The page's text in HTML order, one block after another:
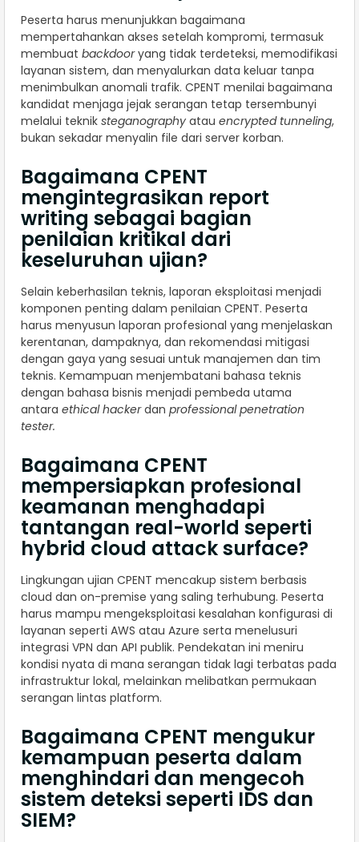
Peserta harus menunjukkan bagaimana
mempertahankan akses setelah kompromi, termasuk
membuat backdooryang tidak terdeteksi, memodifikasi
layanan sistem, dan menyalurkan data keluar tanpa
menimbulkan anomali trafik. CPENT menilai bagaimana
kandidat menjaga jejak serangan tetap tersembunyi
melalui teknik steganography atau encrypted tunneling,
bukan sekadar menyalin file dari server korban.
Bagaimana CPENT
mengintegrasikan report
writing sebagai bagian
penilaian kritikal dari
keseluruhan ujian?
Selain keberhasilan teknis, laporan eksploitasi menjadi
komponen penting dalam penilaian CPENT. Peserta
harus menyusun laporan profesional yang menjelaskan
kerentanan, dampaknya, dan rekomendasi mitigasi
dengan gaya yang sesuai untuk manajemen dan tim
teknis. Kemampuan menjembatani bahasa teknis
dengan bahasa bisnis menjadi pembeda utama
antara ethical hackerdan professional penetration
tester.
Bagaimana CPENT
mempersiapkan profesional
keamanan menghadapi
tantangan real-world seperti
hybrid cloud attack surface?
Lingkungan ujian CPENT mencakup sistem berbasis
cloud dan on-premise yang saling terhubung. Peserta
harus mampu mengeksploitasi kesalahan konfigurasi di
layanan seperti AWS atau Azure serta menelusuri
integrasi VPN dan API publik. Pendekatan ini meniru
kondisi nyata di mana serangan tidak lagi terbatas pada
infrastruktur lokal, melainkan melibatkan permukaan
serangan lintas platform.
Bagaimana CPENT mengukur
kemampuan peserta dalam
menghindari dan mengecoh
sistem deteksi seperti IDS dan
SIEM?